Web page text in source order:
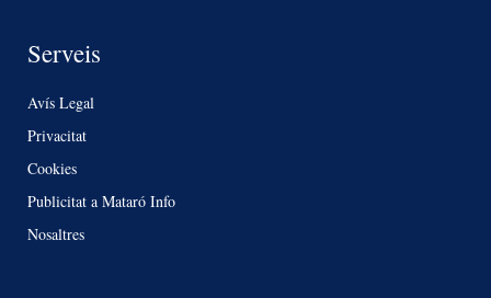
Serveis
Avís Legal
Privacitat
Cookies
Publicitat a Mataró Info
Nosaltres